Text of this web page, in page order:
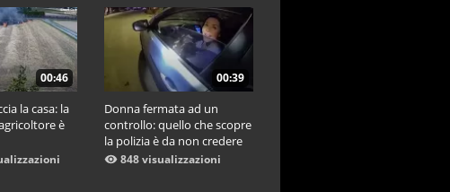
00:46
la casa: la
è
00:39
Donna fermata ad un
controllo: quello che scopre
la polizia è da non credere
848 visualizzazioni